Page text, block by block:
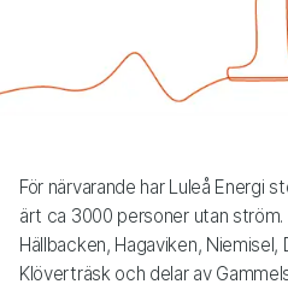
För närvarande har Luleå Energi
ärt ca 3000 personer utan ström.
Hällbacken, Hagaviken,
Klöverträsk och delar av